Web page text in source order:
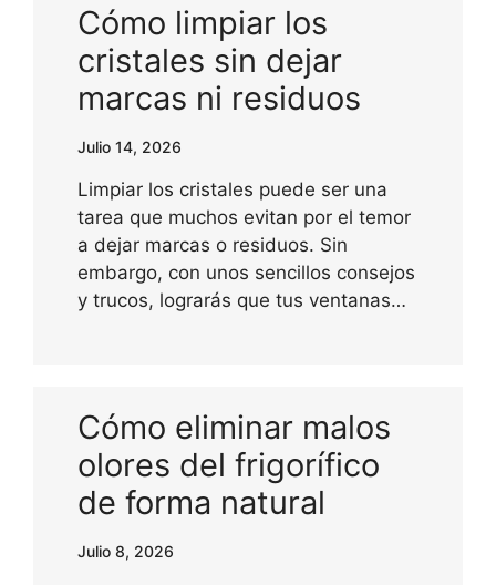
Cómo limpiar los
cristales sin dejar
marcas ni residuos
Julio 14, 2026
Limpiar los cristales puede ser una
tarea que muchos evitan por el temor
a dejar marcas o residuos. Sin
embargo, con unos sencillos consejos
y trucos, lograrás que tus ventanas…
Cómo eliminar malos
olores del frigorífico
de forma natural
Julio 8, 2026